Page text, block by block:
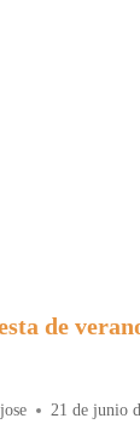
de
21 de junio